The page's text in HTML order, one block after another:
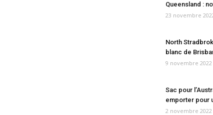
Queensland :
23 novembre
North
blanc de
9 novembre 2022
Sac pour
emporter pour
2 novembre 2022